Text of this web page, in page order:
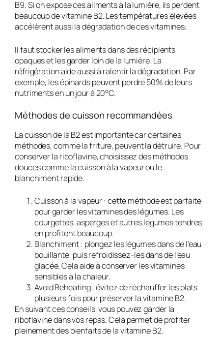
B9. Si on expose ces aliments à la lumière, ils perdent
beaucoup de vitamine B2. Les températures élevées
accélèrent aussi la dégradation de ces vitamines.
Il faut stocker les aliments dans des récipients
opaques et les garder loin de la lumière. La
réfrigération aide aussi à ralentir la dégradation. Par
exemple, les épinards peuvent perdre 50% de leurs
nutriments en un jour à 20°C.
Méthodes de cuisson recommandées
La cuisson de la B2 est importante car certaines
méthodes, comme la friture, peuvent la détruire. Pour
conserver la riboflavine, choisissez des méthodes
douces comme la cuisson à la vapeur ou le
blanchiment rapide.
Cuisson à la vapeur : cette méthode est parfaite
pour garder les vitamines des légumes. Les
courgettes, asperges et autres légumes tendres
en profitent beaucoup.
Blanchiment : plongez les légumes dans de l’eau
bouillante, puis refroidissez-les dans de l’eau
glacée. Cela aide à conserver les vitamines
sensibles à la chaleur.
Avoid Reheating : évitez de réchauffer les plats
plusieurs fois pour préserver la vitamine B2.
En suivant ces conseils, vous pouvez garder la
riboflavine dans vos repas. Cela permet de profiter
pleinement des bienfaits de la vitamine B2.